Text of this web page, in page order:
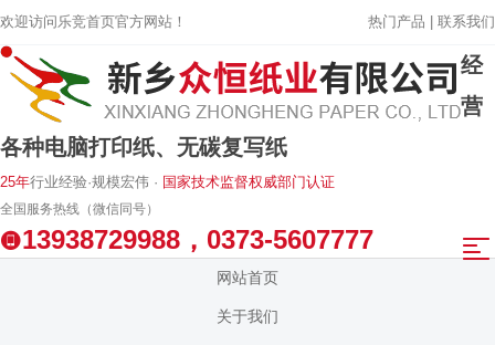
欢迎访问乐竞首页官方网站！ 热门产品 | 联系我们
经
营
各种电脑打印纸、无碳复写纸
25年行业经验·规模宏伟 · 国家技术监督权威部门认证
全国服务热线（微信同号）
13938729988，0373-5607777
网站首页
关于我们